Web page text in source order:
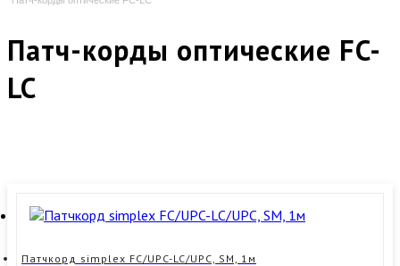
Патч-корды оптические FC-
LC
Патчкорд simplex FC/UPC-LC/UPC, SM, 1м